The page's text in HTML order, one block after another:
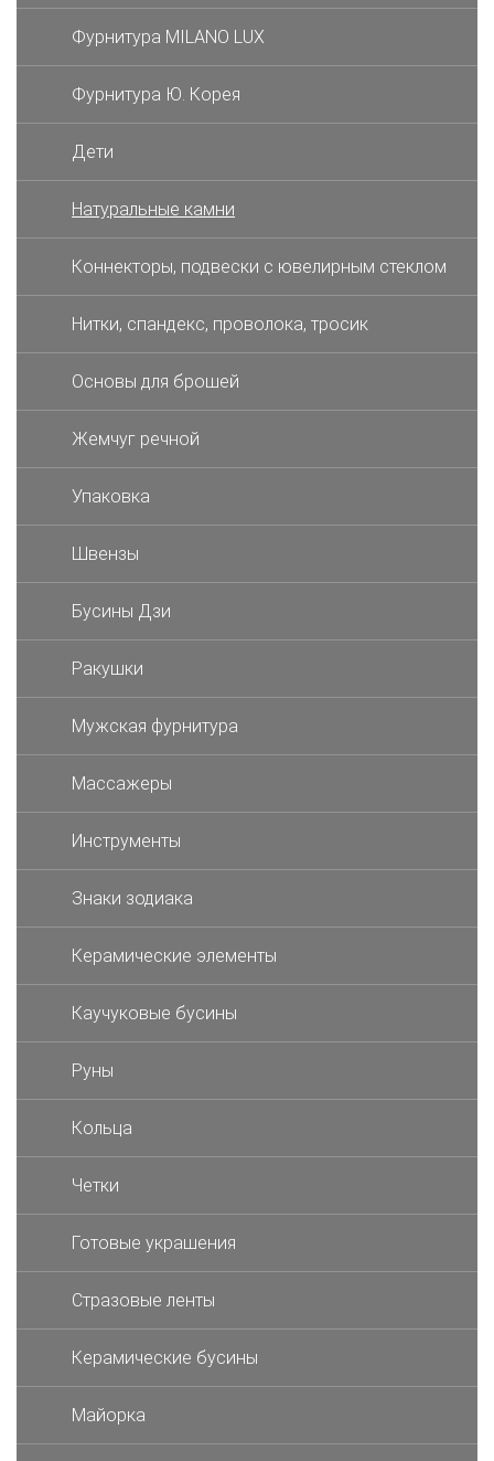
Фурнитура MILANO LUX
Фурнитура Ю. Корея
Дети
Натуральные камни
Коннекторы, подвески с ювелирным стеклом
Нитки, спандекс, проволока, тросик
Основы для брошей
Жемчуг речной
Упаковка
Швензы
Бусины Дзи
Ракушки
Мужская фурнитура
Массажеры
Инструменты
Знаки зодиака
Керамические элементы
Каучуковые бусины
Руны
Кольца
Четки
Готовые украшения
Стразовые ленты
Керамические бусины
Майорка